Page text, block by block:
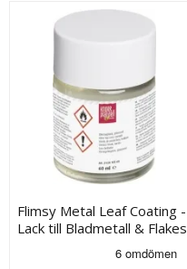
Flimsy Metal Leaf Coating -
Lack till Bladmetall & Flakes